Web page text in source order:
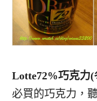
Lotte72%巧克力(
必買的巧克力，